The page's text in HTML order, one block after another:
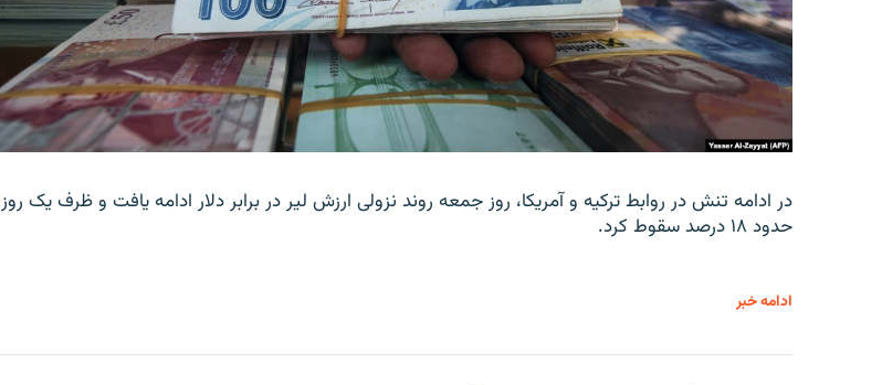
در ادامه تنش در روابط ترکیه و آمریکا، روز جمعه روند نزولی ارزش لیر در برابر دلار ادامه یافت و ظرف یک روز
حدود ۱۸ درصد سقوط کرد.
ادامه خبر